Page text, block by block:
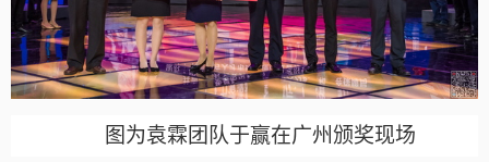
图为袁霖团队于赢在广州颁奖现场